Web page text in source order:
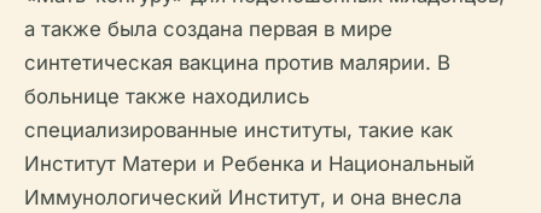
а также была создана первая в мире
синтетическая вакцина против малярии. В
больнице также находились
специализированные институты, такие как
Институт Матери и Ребенка и Национальный
Иммунологический Институт, и она внесла